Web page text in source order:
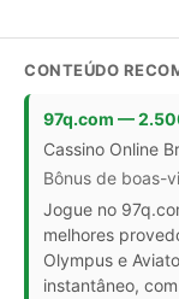
CONTEÚDO
97q.com —
Cassino Online
Bônus de boas-
Jogue no
melhores
Olympus e
instantâneo,